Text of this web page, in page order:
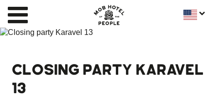
CLOSING PARTY KARAVEL
13